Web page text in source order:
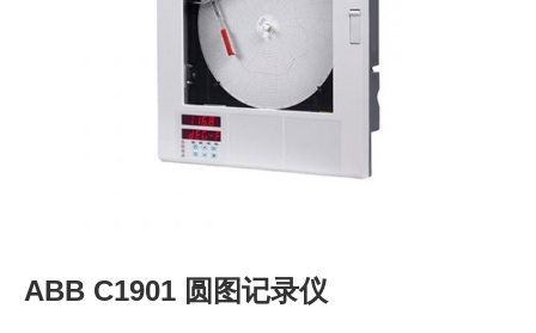
ABB C1901 圆图记录仪